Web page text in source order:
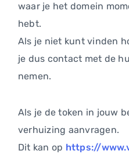
waar je het domein
hebt.
Als je niet kunt vinden
je dus contact met de
nemen.
Als je de token in jouw
verhuizing aanvragen.
Dit kan op https://